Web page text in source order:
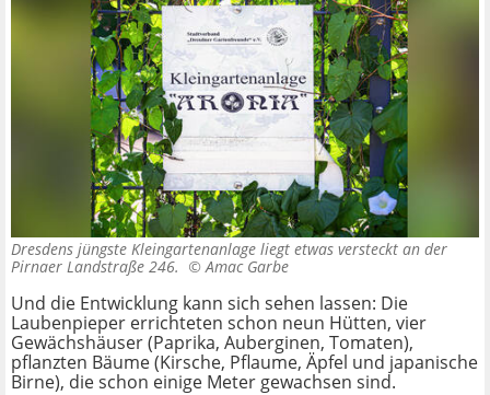
Dresdens jüngste Kleingartenanlage liegt etwas versteckt an der
Pirnaer Landstraße 246. © Amac Garbe
Und die Entwicklung kann sich sehen lassen: Die
Laubenpieper errichteten schon neun Hütten, vier
Gewächshäuser (Paprika, Auberginen, Tomaten),
pflanzten Bäume (Kirsche, Pflaume, Äpfel und japanische
Birne), die schon einige Meter gewachsen sind.